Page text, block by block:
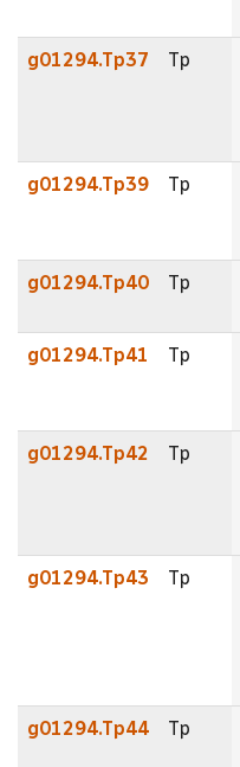
g01294.Tp37 Tp
g01294.Tp39 Tp
g01294.Tp40 Tp
g01294.Tp41 Tp
g01294.Tp42 Tp
g01294.Tp43 Tp
g01294.Tp44 Tp